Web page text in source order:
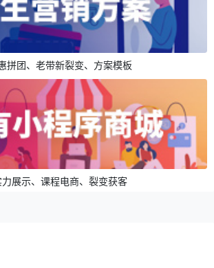
拼团、老带新裂变、方案模板
力展示、课程电商、裂变获客